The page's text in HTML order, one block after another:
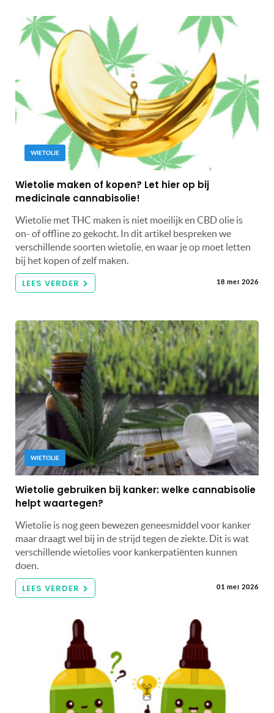
WIETOLIE
Wietolie maken of kopen? Let hier op bij
medicinale cannabisolie!
Wietolie met THC maken is niet moeilijk en CBD olie is
on- of offline zo gekocht. In dit artikel bespreken we
verschillende soorten wietolie, en waar je op moet letten
bij het kopen of zelf maken.
LEES VERDER 18 mei 2026
WIETOLIE
Wietolie gebruiken bij kanker: welke cannabisolie
helpt waartegen?
Wietolie is nog geen bewezen geneesmiddel voor kanker
maar draagt wel bij in de strijd tegen de ziekte. Dit is wat
verschillende wietolies voor kankerpatiënten kunnen
doen.
LEES VERDER 01 mei 2026